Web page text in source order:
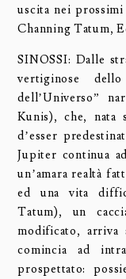
uscita nei
Channing Tatum,
SINOSSI: Dalle
vertiginose
dell’Universo”
Kunis), che, nata
d’esser
Jupiter continua
un’amara realtà
ed una vita
Tatum), un
modificato,
comincia ad
prospettato: